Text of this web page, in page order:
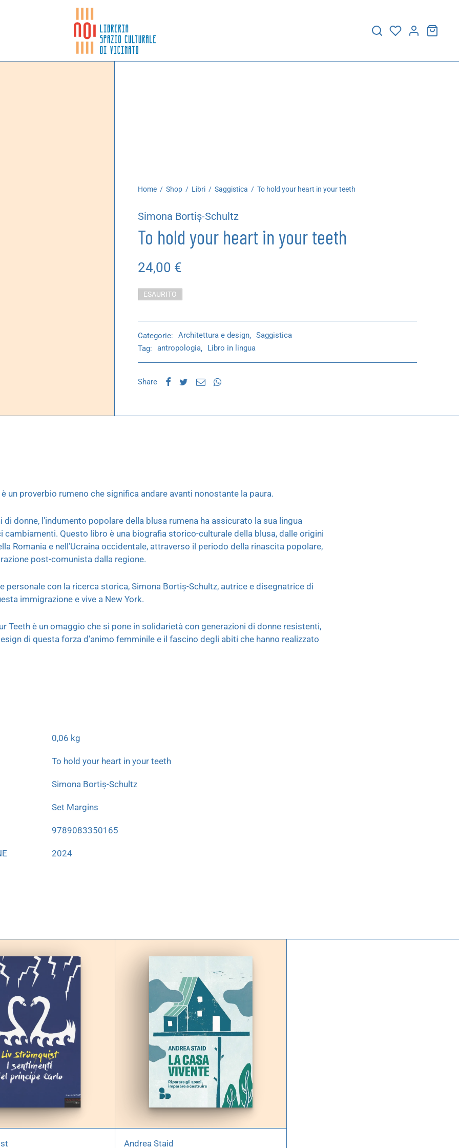
Home / Shop / Libri / Saggistica / To hold your heart in your teeth
Simona Bortiș-Schultz
To hold your heart in your teeth
24,00 €
ESAURITO
Categorie: Architettura e design, Saggistica
Tag:
antropologia, Libro in lingua
Share
un proverbio rumeno che significa andare avanti nonostante la paura.
di donne, l’indumento popolare della blusa rumena ha assicurato la sua lingua
Questo libro è una biografia storico-culturale della blusa, dalle origini
Romania e nell’Ucraina occidentale, attraverso il periodo della rinascita popolare,
post-comunista dalla regione.
personale con la ricerca storica, Simona Bortiș-Schultz, autrice e disegnatrice di
immigrazione e vive a New York.
Teeth è un omaggio che si pone in solidarietà con generazioni di donne resistenti,
di questa forza d’animo femminile e il fascino degli abiti che hanno realizzato
0,06 kg
To hold your heart in your teeth
Simona Bortiș-Schultz
Set Margins
9789083350165
2024
Andrea Staid